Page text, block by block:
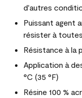
d'autres
Puissant agent
résister à
Résistance à la
Application à
°C (35 °F)
Résine 100 %